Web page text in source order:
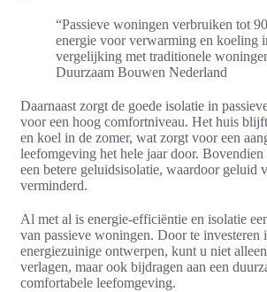
“Passieve woningen verbruiken tot
energie voor verwarming en koeling
vergelijking met traditionele
Duurzaam Bouwen Nederland
Daarnaast zorgt de goede isolatie in
voor een hoog comfortniveau. Het huis
en koel in de zomer, wat zorgt voor een
leefomgeving het hele jaar door.
een betere geluidsisolatie, waardoor geluid
verminderd.
Al met al is energie-efficiëntie en isolatie
van passieve woningen. Door te investeren
energiezuinige ontwerpen, kunt u niet
verlagen, maar ook bijdragen aan een
comfortabele leefomgeving.